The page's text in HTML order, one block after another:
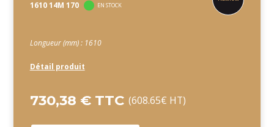
1610 14M 170 EN STOCK
Longueur (mm) : 1610
Détail produit
730,38 € TTC (608.65€ HT)